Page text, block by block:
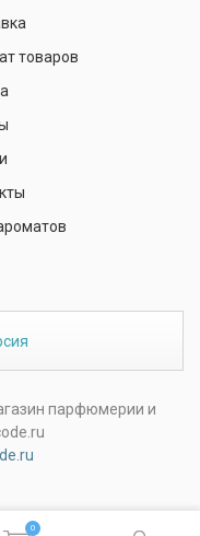
товаров
парфюмерии и
0